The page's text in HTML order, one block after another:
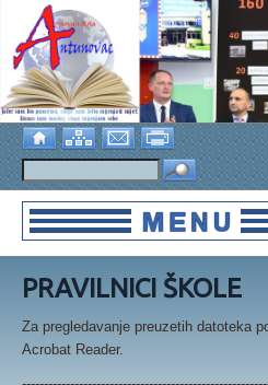
PRAVILNICI ŠKOLE
Za pregledavanje preuzetih datoteka
Acrobat Reader.